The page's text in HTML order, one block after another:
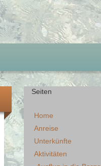
Seiten
Home
Anreise
Unterkünfte
Aktivitäten